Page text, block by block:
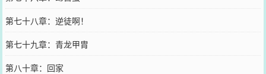
第七十八章：逆徒啊！
第七十九章：青龙甲胄
第八十章：回家